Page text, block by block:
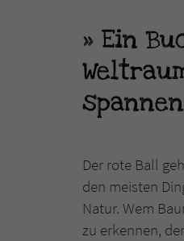
Ein
Der rote Ball
den meisten
Natur. Wem
zu erkennen,